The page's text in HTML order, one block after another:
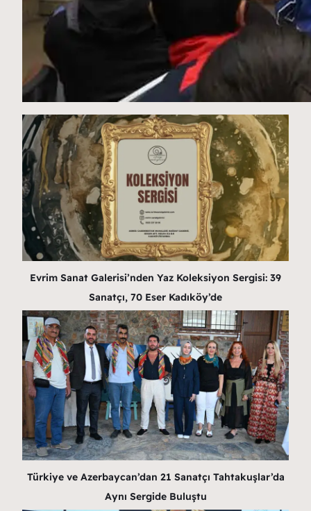
Evrim Sanat Galerisi’nden Yaz Koleksiyon Sergisi: 39
Sanatçı, 70 Eser Kadıköy’de
Türkiye ve Azerbaycan’dan 21 Sanatçı Tahtakuşlar’da
Aynı Sergide Buluştu